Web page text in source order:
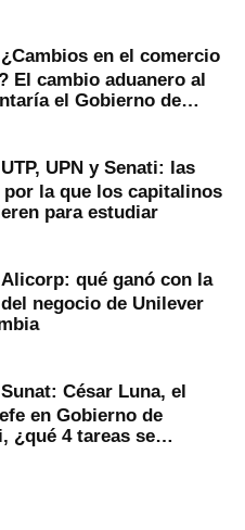
¿Cambios en el comercio
El cambio aduanero al
el Gobierno de
UTP, UPN y Senati: las
por la que los capitalinos
para estudiar
Alicorp: qué ganó con la
negocio de Unilever
Sunat: César Luna, el
en Gobierno de
¿qué 4 tareas se